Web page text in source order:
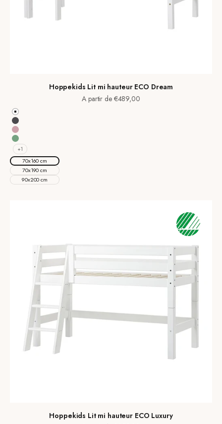
Hoppekids Lit mi hauteur ECO Dream
Prix de vente
A partir de €489,00
Blanc
Smoked Pearl
Pale Rose
Pale Green
+1
70x160 cm
70x190 cm
90x200 cm
Hoppekids Lit mi hauteur ECO Luxury